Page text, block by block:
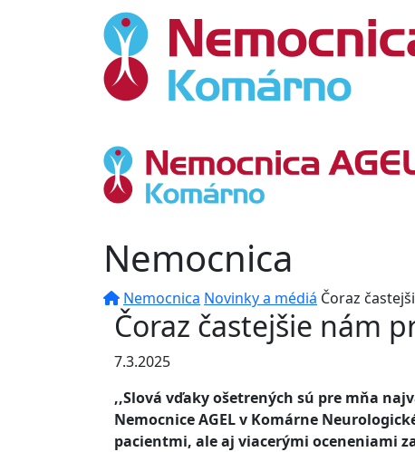
Nemocnica
Nemocnica Novinky a médiá Čoraz
Čoraz častejšie nám
7.3.2025
,,Slová vďaky ošetrených sú pre mňa
Nemocnice AGEL v Komárne
pacientmi, ale aj viacerými oceneniami